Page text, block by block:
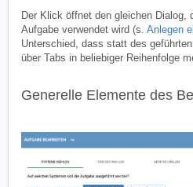
Der Klick öffnet den gleichen Dialog,
Aufgabe verwendet wird (s. Anlegen
Unterschied, dass statt des
über Tabs in beliebiger Reihenfolge
Generelle Elemente des